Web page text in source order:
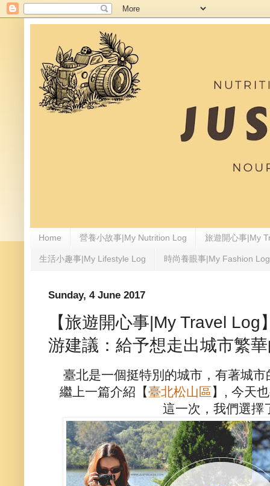
Home 營養小故事|My Nutrition Log 旅遊開心事|My
生活小趣事|My Lifestyle Log 時尚養眼事|My Fashion Log
Sunday, 4 June 2017
【旅遊開心事|My Travel
游建議：給予想走出城市繁
臺北是一個挺特別的城市，有著城
繼上一篇介紹【臺北松山區】, 今天
這一次，我們選擇